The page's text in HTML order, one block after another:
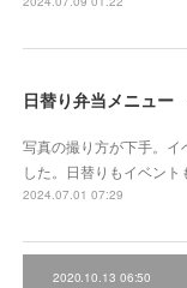
日替り弁当メニュ
写真の撮り方が下手。イ
した。日替りもイベン
2024.07.01 07:29
2020.10.13 06:50